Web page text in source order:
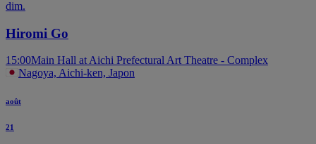
dim.
Hiromi Go
15:00Main Hall at Aichi Prefectural Art Theatre - Complex
Nagoya, Aichi-ken, Japon
août
21